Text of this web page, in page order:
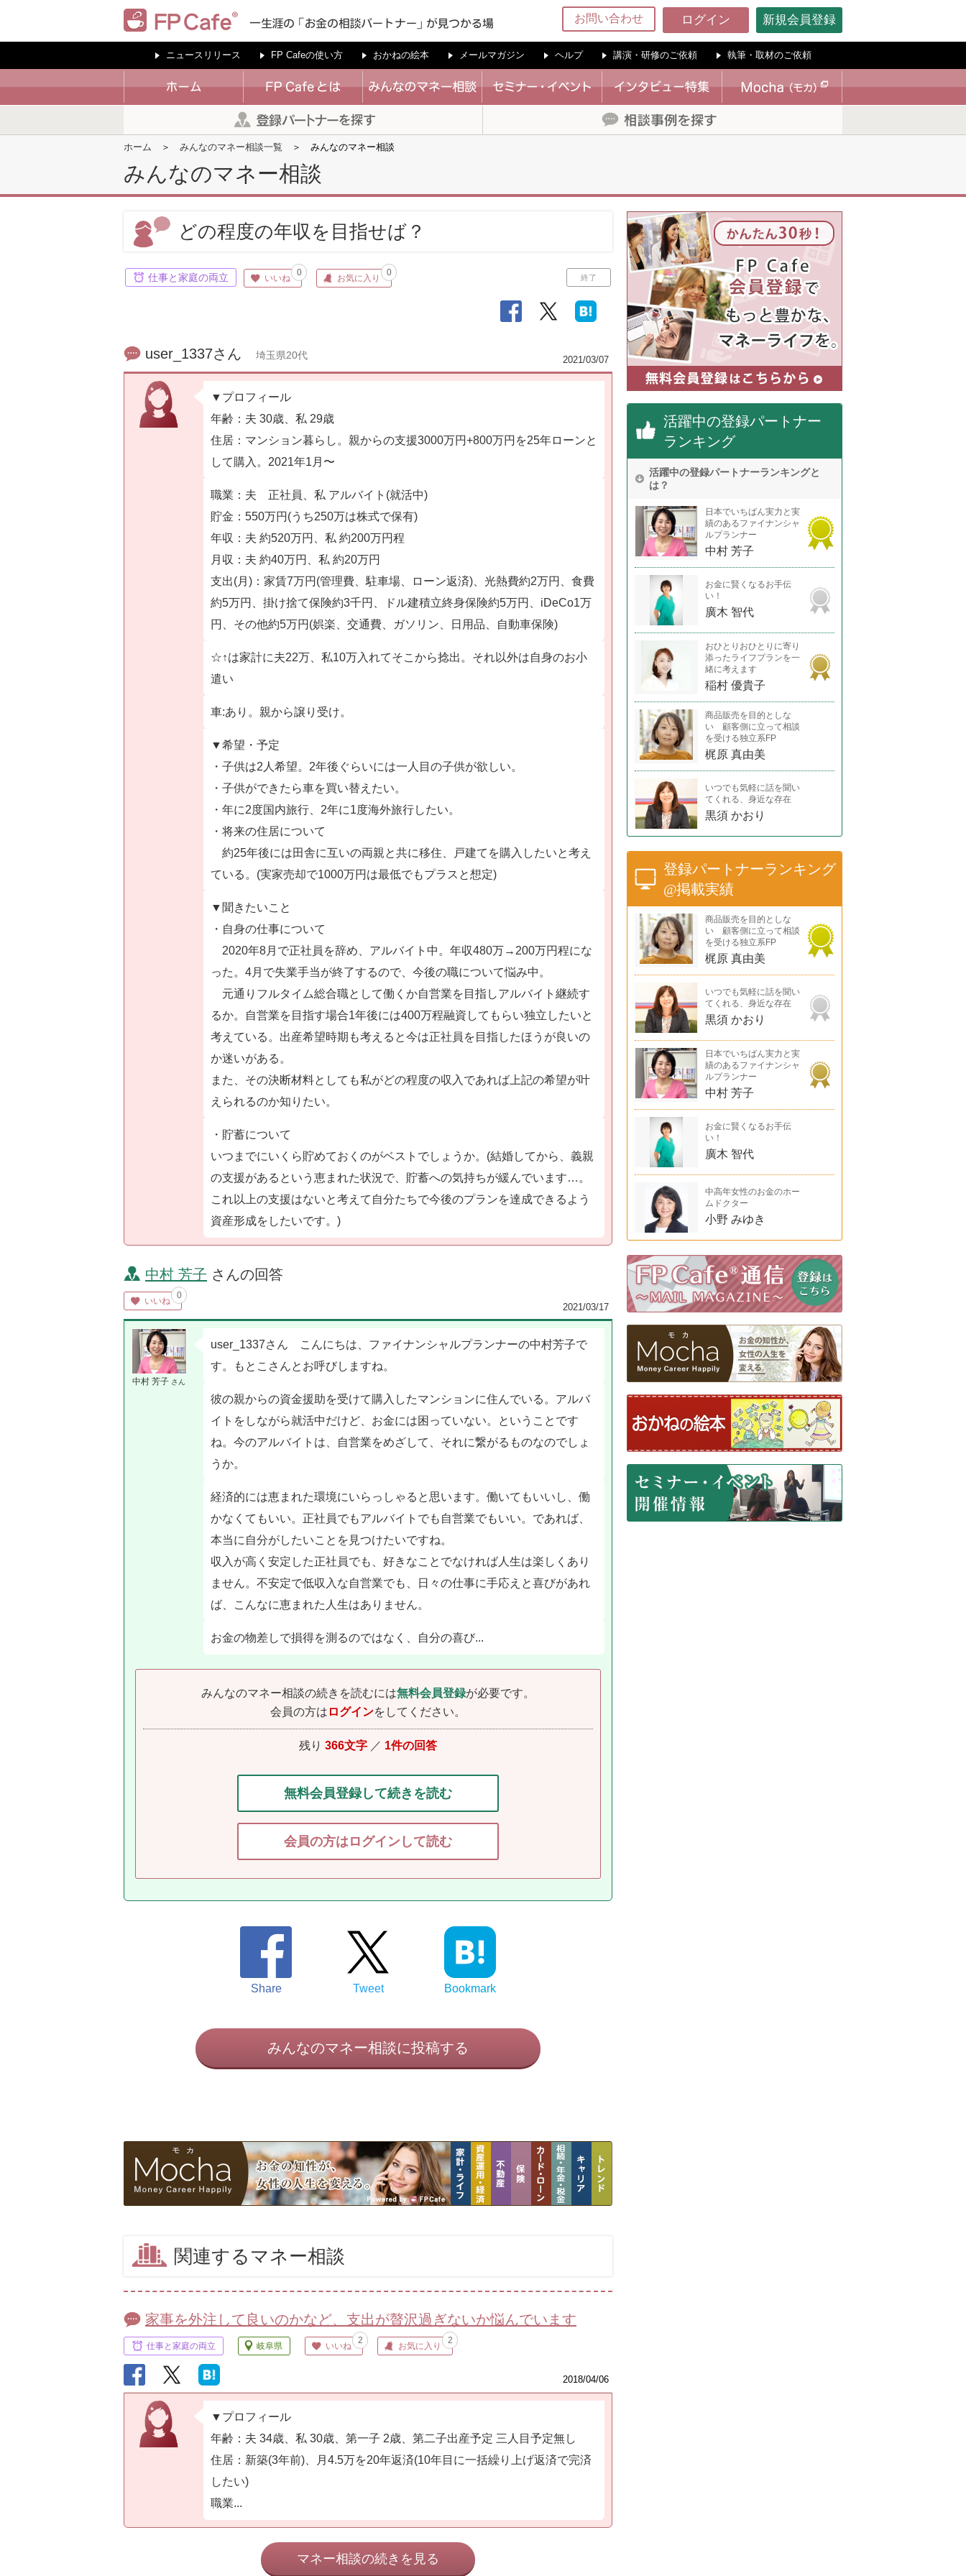
お問い合わせ ログイン 新規会員登録
ニュースリリース FP Cafeの使い方 おかねの絵本 メールマガジン ヘルプ 講演・研修のご依頼 執筆・取材のご依頼
ホーム みんなのマネー相談一覧 みんなのマネー相談
みんなのマネー相談
どの程度の年収を目指せば？
仕事と家庭の両立 いいね
0
お気に入り
0 終了
user_1337さん 埼玉県20代 2021/03/07
▼プロフィール
年齢：夫 30歳、私 29歳
住居：マンション暮らし。親からの支援3000万円+800万円を25年ローンと
して購入。2021年1月〜
職業：夫 正社員、私 アルバイト(就活中)
貯金：550万円(うち250万は株式で保有)
年収：夫 約520万円、私 約200万円程
月収：夫 約40万円、私 約20万円
支出(月)：家賃7万円(管理費、駐車場、ローン返済)、光熱費約2万円、食費
約5万円、掛け捨て保険約3千円、ドル建積立終身保険約5万円、iDeCo1万
円、その他約5万円(娯楽、交通費、ガソリン、日用品、自動車保険)
☆↑は家計に夫22万、私10万入れてそこから捻出。それ以外は自身のお小
遣い
車:あり。親から譲り受け。
▼希望・予定
・子供は2人希望。2年後ぐらいには一人目の子供が欲しい。
・子供ができたら車を買い替えたい。
・年に2度国内旅行、2年に1度海外旅行したい。
・将来の住居について
約25年後には田舎に互いの両親と共に移住、戸建てを購入したいと考え
ている。(実家売却で1000万円は最低でもプラスと想定)
▼聞きたいこと
・自身の仕事について
2020年8月で正社員を辞め、アルバイト中。年収480万→200万円程にな
った。4月で失業手当が終了するので、今後の職について悩み中。
元通りフルタイム総合職として働くか自営業を目指しアルバイト継続す
るか。自営業を目指す場合1年後には400万程融資してもらい独立したいと
考えている。出産希望時期も考えると今は正社員を目指したほうが良いの
か迷いがある。
また、その決断材料としても私がどの程度の収入であれば上記の希望が叶
えられるのか知りたい。
・貯蓄について
いつまでにいくら貯めておくのがベストでしょうか。(結婚してから、義親
の支援があるという恵まれた状況で、貯蓄への気持ちが緩んでいます…。
これ以上の支援はないと考えて自分たちで今後のプランを達成できるよう
資産形成をしたいです。)
中村 芳子 さんの回答
いいね
0
2021/03/17
中村 芳子 さん
user_1337さん こんにちは、ファイナンシャルプランナーの中村芳子で
す。もとこさんとお呼びしますね。
彼の親からの資金援助を受けて購入したマンションに住んでいる。アルバ
イトをしながら就活中だけど、お金には困っていない。ということです
ね。今のアルバイトは、自営業をめざして、それに繋がるものなのでしょ
うか。
経済的には恵まれた環境にいらっしゃると思います。働いてもいいし、働
かなくてもいい。正社員でもアルバイトでも自営業でもいい。であれば、
本当に自分がしたいことを見つけたいですね。
収入が高く安定した正社員でも、好きなことでなければ人生は楽しくあり
ません。不安定で低収入な自営業でも、日々の仕事に手応えと喜びがあれ
ば、こんなに恵まれた人生はありません。
お金の物差しで損得を測るのではなく、自分の喜び...
みんなのマネー相談の続きを読むには無料会員登録が必要です。
会員の方は ログインをしてください。
残り 366文字 ／ 1件の回答
無料会員登録して続きを読む
会員の方はログインして読む
Share Tweet Bookmark
みんなのマネー相談に投稿する
関連するマネー相談
家事を外注して良いのかなど、支出が贅沢過ぎないか悩んでいます
仕事と家庭の両立 岐阜県 いいね
2
お気に入り
2
2018/04/06
▼プロフィール
年齢：夫 34歳、私 30歳、第一子 2歳、第二子出産予定 三人目予定無し
住居：新築(3年前)、月4.5万を20年返済(10年目に一括繰り上げ返済で完済
したい)
職業...
マネー相談の続きを見る
活躍中の登録パートナー
ランキング
活躍中の登録パートナーランキングと
は？
日本でいちばん実力と実
績のあるファイナンシャ
ルプランナー
中村 芳子
お金に賢くなるお手伝
い！
廣木 智代
おひとりおひとりに寄り
添ったライフプランを一
緒に考えます
稲村 優貴子
商品販売を目的としな
い 顧客側に立って相談
を受ける独立系FP
梶原 真由美
いつでも気軽に話を聞い
てくれる、身近な存在
黒須 かおり
登録パートナーランキング
@掲載実績
商品販売を目的としな
い 顧客側に立って相談
を受ける独立系FP
梶原 真由美
いつでも気軽に話を聞い
てくれる、身近な存在
黒須 かおり
日本でいちばん実力と実
績のあるファイナンシャ
ルプランナー
中村 芳子
お金に賢くなるお手伝
い！
廣木 智代
中高年女性のお金のホー
ムドクター
小野 みゆき